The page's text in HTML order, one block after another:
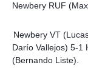
Newbery RUF
Newbery VT
Darío Vallejos) 5-1
(Bernando Liste).